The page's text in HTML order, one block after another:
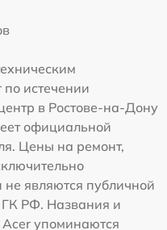
истечении
в Ростове-на-Дону
официальной
Цены на ремонт,
являются публичной
ГК РФ. Названия и
упоминаются